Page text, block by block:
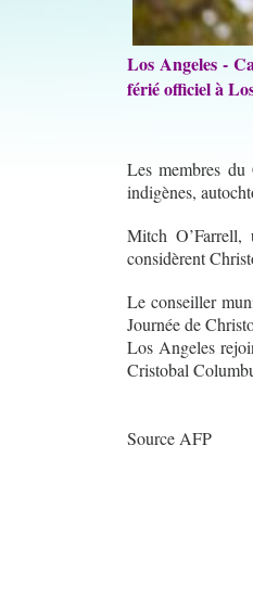
Los Angeles -
férié officiel à
Les membres
indigènes,
Mitch O’Farrell,
considèrent
Le conseiller
Journée de
Los Angeles
Cristobal
Source AFP